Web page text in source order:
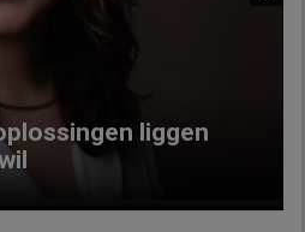
liggen